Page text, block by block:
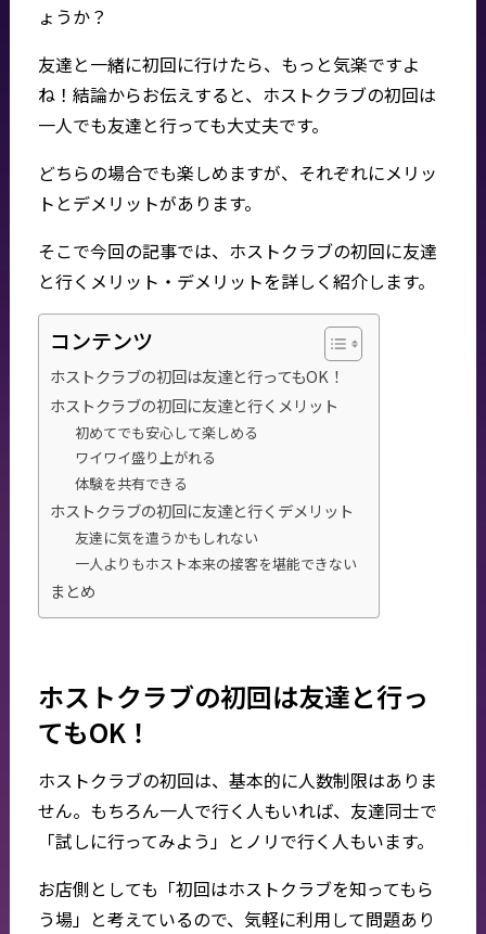
ょうか？
友達と一緒に初回に行けたら、もっと気楽ですよ
ね！結論からお伝えすると、ホストクラブの初回は
一人でも友達と行っても大丈夫です。
どちらの場合でも楽しめますが、それぞれにメリッ
トとデメリットがあります。
そこで今回の記事では、ホストクラブの初回に友達
と行くメリット・デメリットを詳しく紹介します。
コンテンツ
ホストクラブの初回は友達と行ってもOK！
ホストクラブの初回に友達と行くメリット
初めてでも安心して楽しめる
ワイワイ盛り上がれる
体験を共有できる
ホストクラブの初回に友達と行くデメリット
友達に気を遣うかもしれない
一人よりもホスト本来の接客を堪能できない
まとめ
ホストクラブの初回は友達と行っ
てもOK！
ホストクラブの初回は、基本的に人数制限はありま
せん。もちろん一人で行く人もいれば、友達同士で
「試しに行ってみよう」とノリで行く人もいます。
お店側としても「初回はホストクラブを知ってもら
う場」と考えているので、気軽に利用して問題あり